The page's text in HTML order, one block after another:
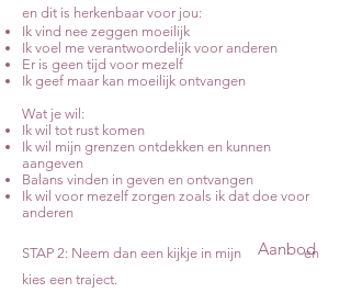
en dit is herkenbaar voor jou:
Ik vind nee zeggen moeilijk
Ik voel me verantwoordelijk voor anderen
Er is geen tijd voor mezelf
Ik geef maar kan moeilijk ontvangen
Wat je wil:
Ik wil tot rust komen
Ik wil mijn grenzen ontdekken en kunnen
aangeven
Balans vinden in geven en ontvangen
Ik wil voor mezelf zorgen zoals ik dat doe voor
anderen
STAP 2: Neem dan een kijkje in mijn en
kies een traject.
Aanbod